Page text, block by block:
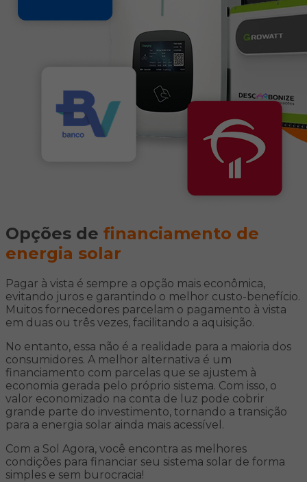
Opções de financiamento de
energia solar
Pagar à vista é sempre a opção mais econômica,
evitando juros e garantindo o melhor custo-benefício.
Muitos fornecedores parcelam o pagamento à vista
em duas ou três vezes, facilitando a aquisição.
No entanto, essa não é a realidade para a maioria dos
consumidores. A melhor alternativa é um
financiamento com parcelas que se ajustem à
economia gerada pelo próprio sistema. Com isso, o
valor economizado na conta de luz pode cobrir
grande parte do investimento, tornando a transição
para a energia solar ainda mais acessível.
Com a Sol Agora, você encontra as melhores
condições para financiar seu sistema solar de forma
simples e sem burocracia!